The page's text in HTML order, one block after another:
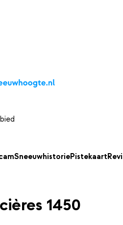
Kaarten
SneeuwhistoriePistekaart
1450